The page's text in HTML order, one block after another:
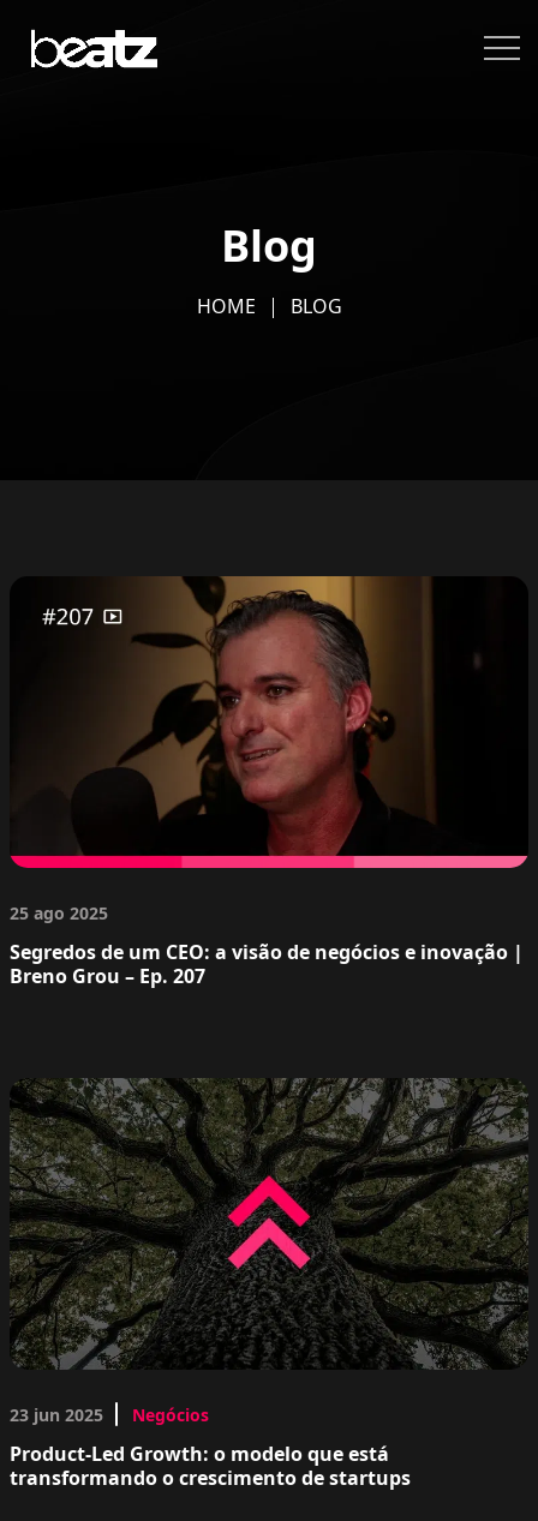
Blog
HOME BLOG
25 ago 2025
Segredos de um CEO: a visão de negócios e inovação |
Breno Grou – Ep. 207
23 jun 2025 Negócios
Product-Led Growth: o modelo que está
transformando o crescimento de startups